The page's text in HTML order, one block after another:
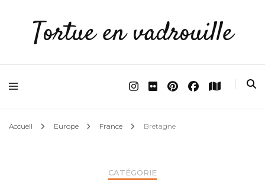
Tortue en vadrouille
Accueil Europe France Bretagne
CATÉGORIE